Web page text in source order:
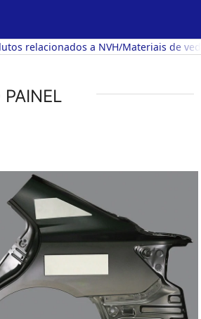
relacionados a NVH/Materiais de
PAINEL